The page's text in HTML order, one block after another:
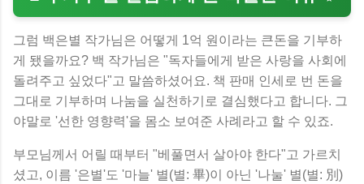
그럼 백은별 작가님은 어떻게 1억 원이라는 큰돈을 기부하
게 됐을까요? 백 작가님은 "독자들에게 받은 사랑을 사회에
돌려주고 싶었다"고 말씀하셨어요. 책 판매 인세로 번 돈을
그대로 기부하며 나눔을 실천하기로 결심했다고 합니다. 그
야말로 '선한 영향력'을 몸소 보여준 사례라고 할 수 있죠.
부모님께서 어릴 때부터 "베풀면서 살아야 한다"고 가르치
셨고, 이름 '은별'도 '마늘' 별(별: 畢)이 아닌 '나눌' 별(별: 別)